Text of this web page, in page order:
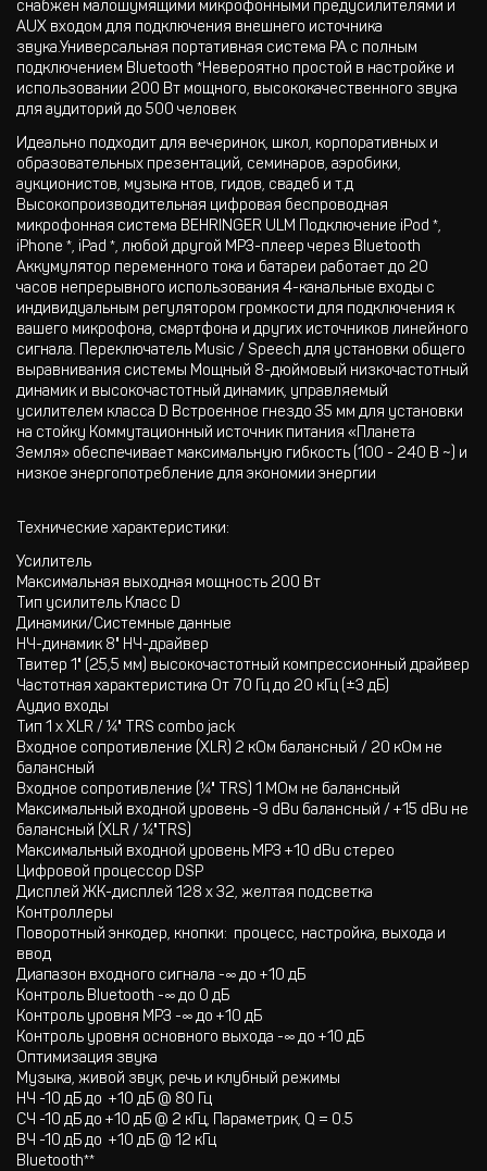
снабжен малошумящими микрофонными предусилителями и
AUX входом для подключения внешнего источника
звука.Универсальная портативная система PA с полным
подключением Bluetooth *Невероятно простой в настройке и
использовании 200 Вт мощного, высококачественного звука
для аудиторий до 500 человек
Идеально подходит для вечеринок, школ, корпоративных и
образовательных презентаций, семинаров, аэробики,
аукционистов, музыка нтов, гидов, свадеб и т.д
Высокопроизводительная цифровая беспроводная
микрофонная система BEHRINGER ULM Подключение iPod *,
iPhone *, iPad *, любой другой MP3-плеер через Bluetooth
Аккумулятор переменного тока и батареи работает до 20
часов непрерывного использования 4-канальные входы с
индивидуальным регулятором громкости для подключения к
вашего микрофона, смартфона и других источников линейного
сигнала. Переключатель Music / Speech для установки общего
выравнивания системы Мощный 8-дюймовый низкочастотный
динамик и высокочастотный динамик, управляемый
усилителем класса D Встроенное гнездо 35 мм для установки
на стойку Коммутационный источник питания «Планета
Земля» обеспечивает максимальную гибкость (100 - 240 В ~) и
низкое энергопотребление для экономии энергии
Технические характеристики:
Усилитель
Максимальная выходная мощность 200 Вт
Тип усилитель Класс D
Динамики/Системные данные
НЧ-динамик 8" НЧ-драйвер
Твитер 1" (25,5 мм) высокочастотный компрессионный драйвер
Частотная характеристика От 70 Гц до 20 кГц (±3 дБ)
Аудио входы
Тип 1 x XLR / ¼" TRS combo jack
Входное сопротивление (XLR) 2 кОм балансный / 20 кОм не
балансный
Входное сопротивление (¼" TRS) 1 МОм не балансный
Максимальный входной уровень -9 dBu балансный / +15 dBu не
балансный (XLR / ¼"TRS)
Максимальный входной уровень MP3 +10 dBu стерео
Цифровой процессор DSP
Дисплей ЖК-дисплей 128 x 32, желтая подсветка
Контроллеры
Поворотный энкодер, кнопки: процесс, настройка, выхода и
ввод
Диапазон входного сигнала -∞ до +10 дБ
Контроль Bluetooth -∞ до 0 дБ
Контроль уровня МР3 -∞ до +10 дБ
Контроль уровня основного выхода -∞ до +10 дБ
Оптимизация звука
Музыка, живой звук, речь и клубный режимы
НЧ -10 дБ до +10 дБ @ 80 Гц
СЧ -10 дБ до +10 дБ @ 2 кГц, Параметрик, Q = 0.5
ВЧ -10 дБ до +10 дБ @ 12 кГц
Bluetooth**